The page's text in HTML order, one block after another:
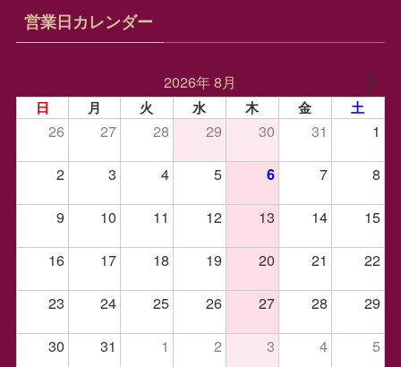
営業日カレンダー
2026年 8月
日 月 火 水 木 金 土
26 27 28 29 30 31
1
2
3 4 5 6 7
8
9
10 11 12 13 14
15
16
17 18 19 20 21
22
23
24 25 26 27 28
29
30
31 1 2 3 4 5